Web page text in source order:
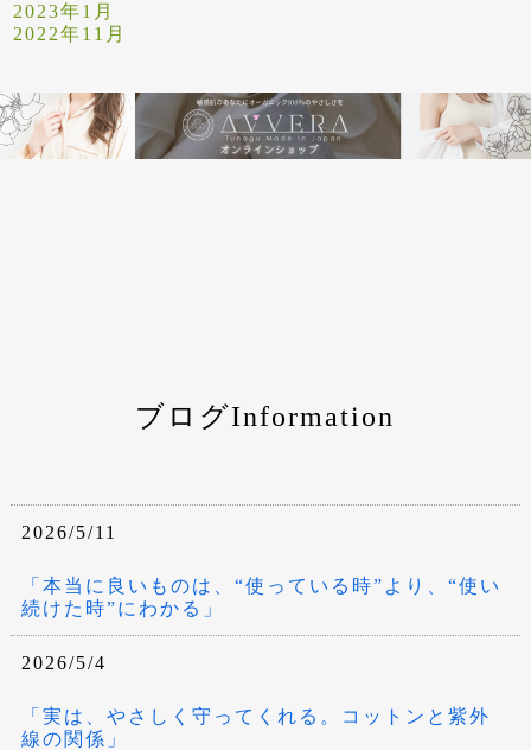
2023年1月
2022年11月
ブログInformation
2026/5/11
「本当に良いものは、“使っている時”より、“使い
続けた時”にわかる」
2026/5/4
「実は、やさしく守ってくれる。コットンと紫外
線の関係」